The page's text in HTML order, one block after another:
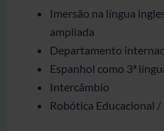
Imersão na língua
ampliada
Departamento
Espanhol como 3ª
Intercâmbio
Robótica Educacional